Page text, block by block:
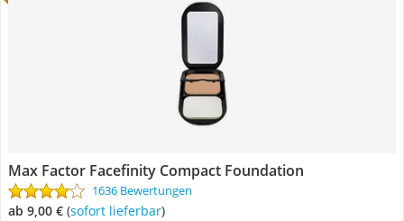
Max Factor Facefinity Compact Foundation
1636 Bewertungen
ab 9,00 € ( Sofort lieferbar)